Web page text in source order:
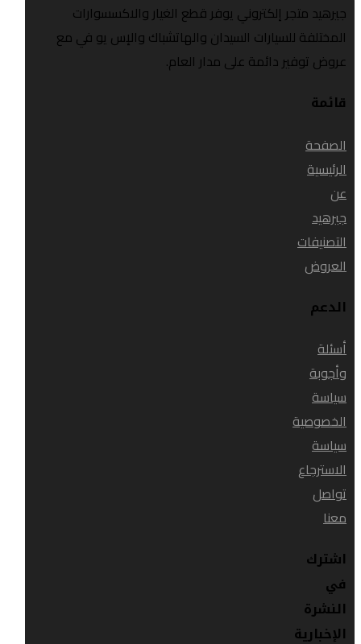
جيرهيد متجر إلكتروني يوفر قطع الغيار والاكسسوارات
المختلفة للسيارات السيدان والهاتشباك والإس يو في مع
عروض توفير دائمة على مدار العام.
قائمة
الصفحة
الرئيسية
عن
جيرهيد
التصنيفات
العروض
الدعم
أسئلة
وأجوبة
سياسة
الخصوصية
سياسة
الاسترجاع
تواصل
معنا
اشترك
في
النشرة
الإخبارية